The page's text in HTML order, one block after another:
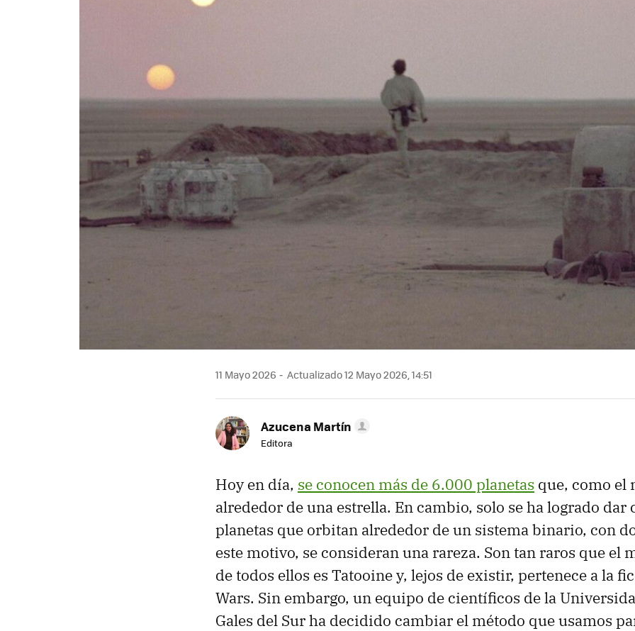
11 Mayo 2026 Actualizado 12 Mayo 2026, 14:51
Azucena Martín
Editora
Hoy en día, se conocen más de 6.000 planetas que, como el
alrededor de una estrella. En cambio, solo se ha logrado dar
planetas que orbitan alrededor de un sistema binario, con
este motivo, se consideran una rareza. Son tan raros que el
de todos ellos es Tatooine y, lejos de existir, pertenece a la
Wars. Sin embargo, un equipo de científicos de la
Gales del Sur ha decidido cambiar el método que usamos